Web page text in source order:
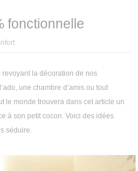
fonctionnelle
la décoration de nos
une chambre d’amis ou tout
le monde trouvera dans cet article un
à son petit cocon. Voici des idées
séduire.